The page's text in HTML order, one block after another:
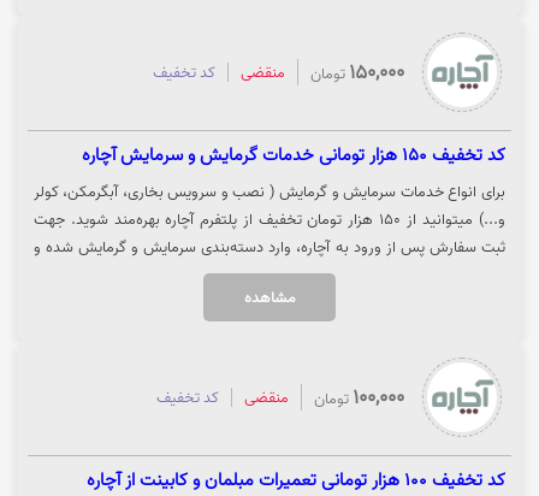
150,000 تومان منقضی کد تخفیف
کد تخفیف 150 هزار تومانی خدمات گرمایش و سرمایش آچاره
برای انواع خدمات سرمایش و گرمایش ( نصب و سرویس بخاری، آبگرمکن، کولر
و...) میتوانید از 150 هزار تومان تخفیف از پلتفرم آچاره بهره‌مند شوید. جهت
ثبت سفارش پس از ورود به آچاره، وارد دسته‌بندی سرمایش و گرمایش شده و
خدمات مورد نظر خود را انتخاب نمایید. جهت استفاده از تخفیف روی گزینه
مشاهده
100,000 تومان منقضی کد تخفیف
کد تخفیف 100 هزار تومانی تعمیرات مبلمان و کابینت از آچاره